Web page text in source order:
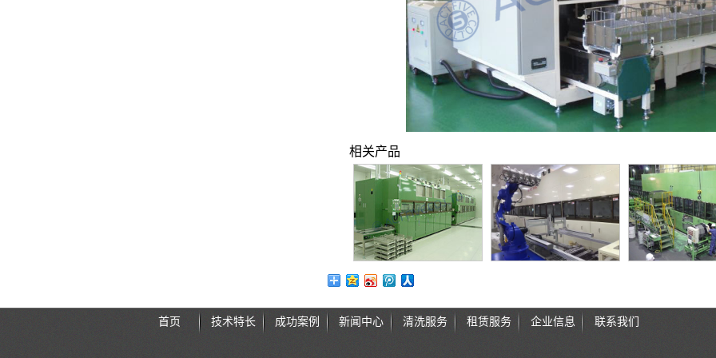
相关产品
技术特长 成功案例 新闻中心 清洗服务 租赁服务 企业信息 联系我们
首页